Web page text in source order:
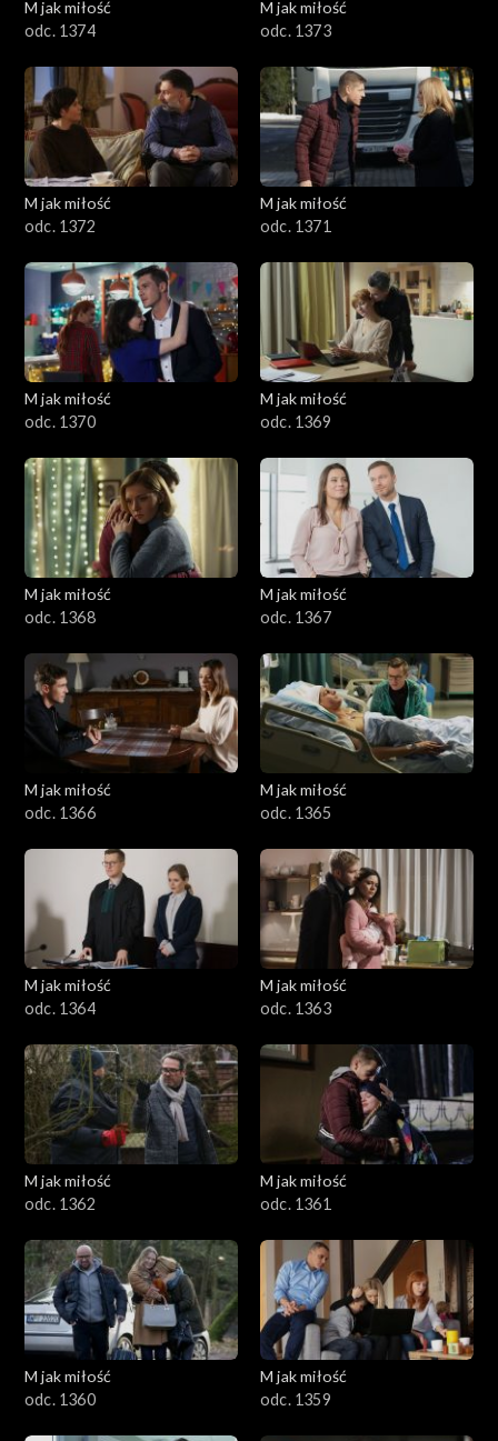
M jak miłość
odc. 1374
M jak miłość
odc. 1373
M jak miłość
odc. 1372
M jak miłość
odc. 1371
M jak miłość
odc. 1370
M jak miłość
odc. 1369
M jak miłość
odc. 1368
M jak miłość
odc. 1367
M jak miłość
odc. 1366
M jak miłość
odc. 1365
M jak miłość
odc. 1364
M jak miłość
odc. 1363
M jak miłość
odc. 1362
M jak miłość
odc. 1361
M jak miłość
odc. 1360
M jak miłość
odc. 1359